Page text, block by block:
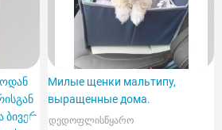
ბივერ
Милые щенки мальтипу,
выращенные дома.
დედოფლისწყარო